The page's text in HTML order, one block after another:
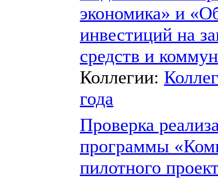
экономика» и
инвестиций на
средств и
Коллегии:
года
Проверка
программы
пилотного